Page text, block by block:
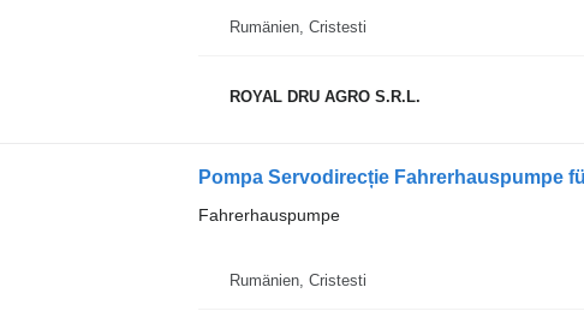
Rumänien, Cristesti
ROYAL DRU AGRO S.R.L.
Fahrerhauspumpe
Rumänien, Cristesti